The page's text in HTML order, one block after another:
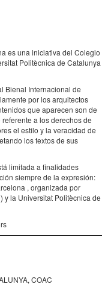
es una iniciativa del Colegio
Politècnica de Catalunya
Bienal Internacional de
por los arquitectos
que aparecen son de
a los derechos de
el estilo y la veracidad de
los textos de sus
limitada a finalidades
siempre de la expresión:
, organizada por
y la Universitat Politècnica de
COAC